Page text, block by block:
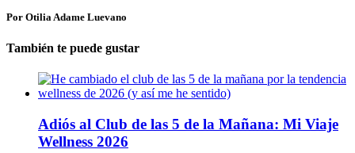
Por Otilia Adame Luevano
También te puede gustar
Adiós al Club de las 5 de la Mañana: Mi Viaje
Wellness 2026